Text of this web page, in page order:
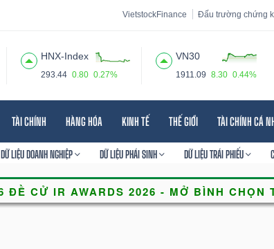
VietstockFinance Đấu trường chứng
HNX-Index
293.44 0.80 0.27%
VN30
1911.09 8.30 0.44%
TÀI CHÍNH HÀNG HÓA KINH TẾ THẾ GIỚI TÀI CHÍNH CÁ
DỮ LIỆU DOANH NGHIỆP DỮ LIỆU PHÁI SINH DỮ LIỆU TRÁI PHIẾU